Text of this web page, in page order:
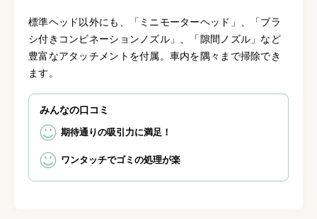
標準ヘッド以外にも、「ミニモーターヘッド」、「ブラ
シ付きコンビネーションノズル」、「隙間ノズル」など
豊富なアタッチメントを付属。車内を隅々まで掃除でき
ます。
みんなの口コミ
期待通りの吸引力に満足！
ワンタッチでゴミの処理が楽